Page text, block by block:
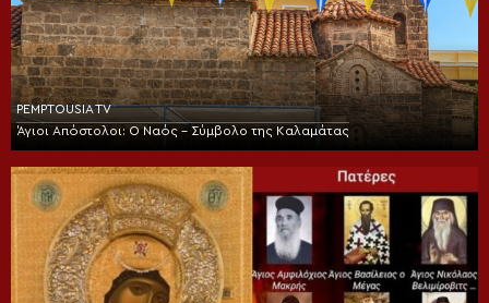
PEMPTOUSIA TV
Άγιοι Απόστολοι: Ο Ναός – Σύμβολο της Καλαμάτας